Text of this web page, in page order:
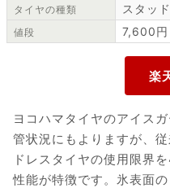
タイヤの種類 スタッ
値段 7,600円
ヨコハマタイヤのアイス
管状況にもよりますが、
ドレスタイヤの使用限界
性能が特徴です。氷表面